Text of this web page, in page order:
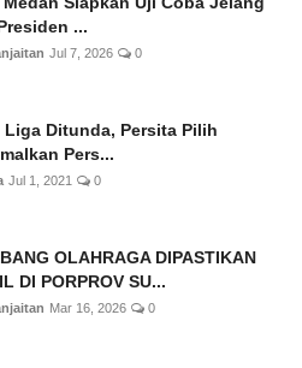
...
Jul 7, 2026 0
Liga Ditunda, Persita Pilih
Pers...
Jul 1, 2021 0
OLAHRAGA DIPASTIKAN
DI PORPROV SU...
Mar 16, 2026 0